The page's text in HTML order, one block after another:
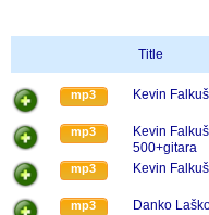
Title
mp3 Kevin
mp3
Kevin
500+gitara
mp3 Kevin
mp3 Danko